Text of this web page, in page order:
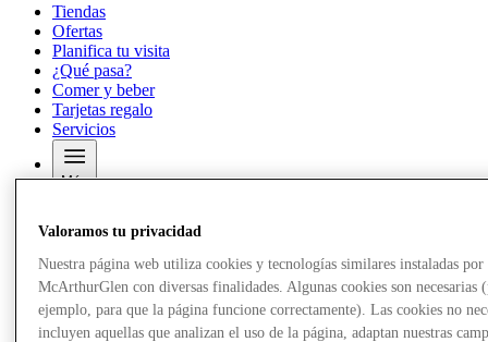
Tiendas
Ofertas
Planifica tu visita
¿Qué pasa?
Comer y beber
Tarjetas regalo
Servicios
Más
Valoramos tu privacidad
Nuestra página web utiliza cookies y tecnologías similares instaladas por
McArthurGlen con diversas finalidades. Algunas cookies son necesarias
ejemplo, para que la página funcione correctamente). Las cookies no
incluyen aquellas que analizan el uso de la página, adaptan nuestras